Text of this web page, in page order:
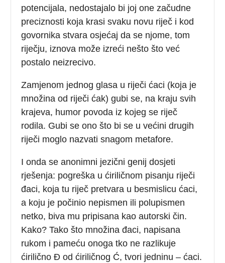
potencijala, nedostajalo bi joj one začudne
preciznosti koja krasi svaku novu riječ i kod
govornika stvara osjećaj da se njome, tom
riječju, iznova može izreći nešto što već
postalo neizrecivo.
Zamjenom jednog glasa u riječi ćaci (koja je
množina od riječi ćak) gubi se, na kraju svih
krajeva, humor povoda iz kojeg se riječ
rodila. Gubi se ono što bi se u većini drugih
riječi moglo nazvati snagom metafore.
I onda se anonimni jezični genij dosjeti
rješenja: pogreška u ćiriličnom pisanju riječi
đaci, koja tu riječ pretvara u besmislicu ćaci,
a koju je počinio nepismen ili polupismen
netko, biva mu pripisana kao autorski čin.
Kako? Tako što množina đaci, napisana
rukom i pameću onoga tko ne razlikuje
ćirilično Đ od ćiriličnog Ć, tvori jedninu – ćaci.